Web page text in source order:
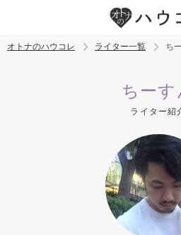
吸うやつ 中折れ
オトナのハウコレ ライター一覧 ち
ちーす
ライター紹